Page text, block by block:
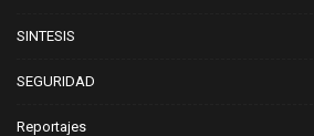
SINTESIS
SEGURIDAD
Reportajes